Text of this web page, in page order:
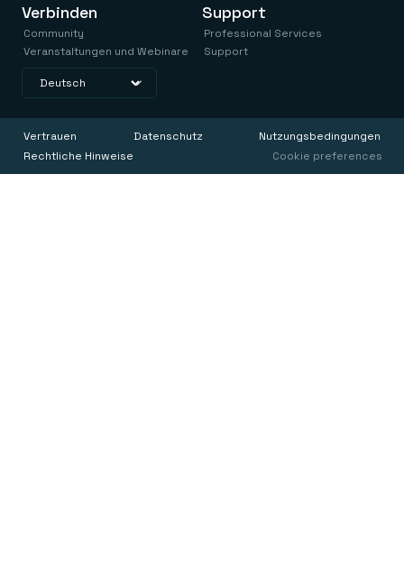
Verbinden
Community
Veranstaltungen und Webinare
Support
Professional Services
Support
Vertrauen Datenschutz
Nutzungsbedingungen
Rechtliche Hinweise
Cookie preferences